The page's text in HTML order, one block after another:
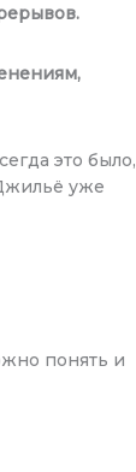
это было,
уже
понять и